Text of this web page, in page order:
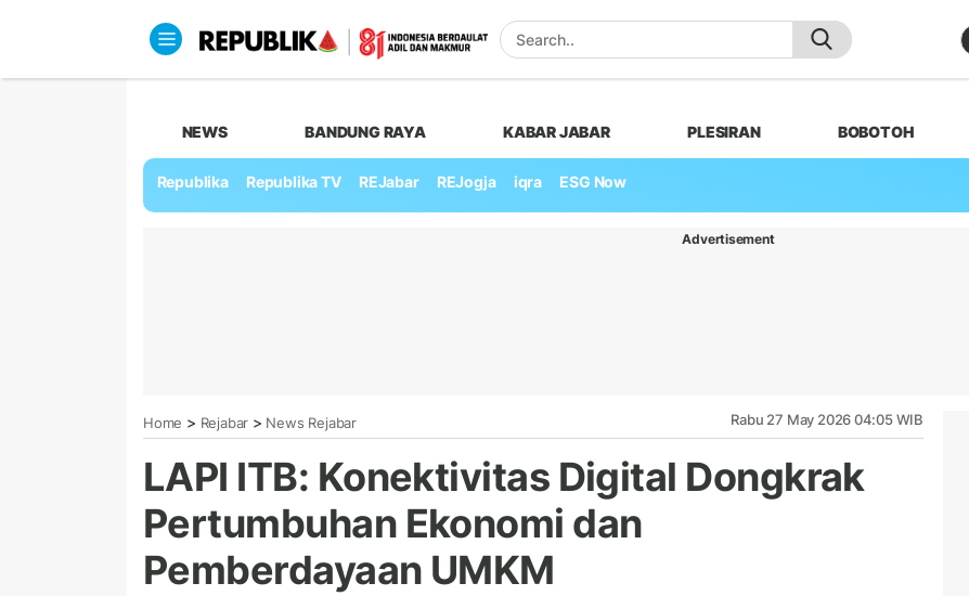
NEWS BANDUNG RAYA KABAR JABAR PLESIRAN BOBOTOH
Republika Republika TV REJabar REJogja iqra ESG Now
Advertisement
Home > Rejabar > News Rejabar Rabu 27 May 2026 04:05 WIB
LAPI ITB: Konektivitas Digital Dongkrak
Pertumbuhan Ekonomi dan
Pemberdayaan UMKM